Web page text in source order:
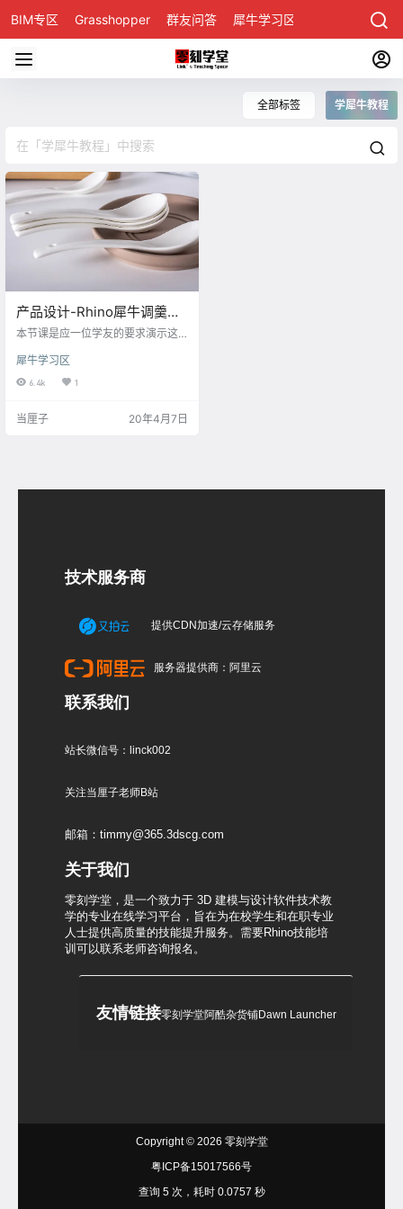
BIM专区 Grasshopper 群友问答 犀牛学习区
全部标签 学犀牛教程
产品设计-Rhino犀牛调羹建
模教程
本节课是应一位学友的要求演示这
面我们学习一下吧 首先，在右视图
中用Curve曲线画出调羹侧截面轮廓
面，选择曲线长度标注命令 标注一
记录件构历史 方便修改轮廓线…
犀牛学习区
6.4k 1
当厘子 20年4月7日
技术服务商
提供CDN加速/云存储服务
服务器提供商：阿里云
联系我们
站长微信号：linck002
关注当厘子老师B站
邮箱：timmy@365.3dscg.com
关于我们
零刻学堂，是一个致力于 3D 建模与设计软件技术教
学的专业在线学习平台，旨在为在校学生和在职专业
人士提供高质量的技能提升服务。需要Rhino技能培
训可以联系老师咨询报名。
友情链接零刻学堂阿酷杂货铺Dawn Launcher
Copyright © 2026 零刻学堂
粤ICP备15017566号
查询 5 次，耗时 0.0757 秒